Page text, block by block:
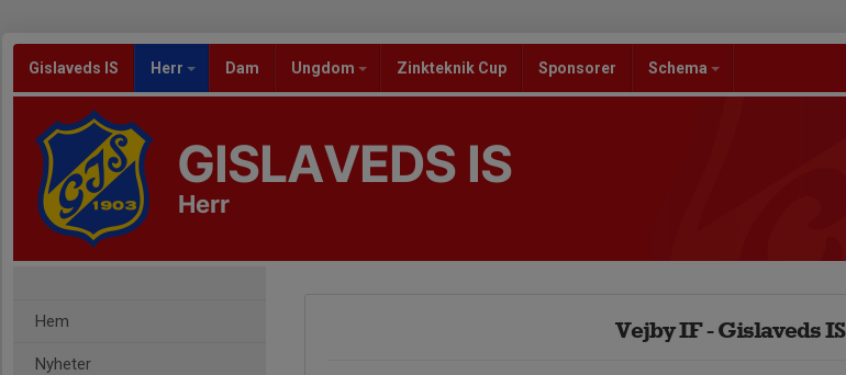
Gislaveds IS Herr Dam Ungdom Zinkteknik Cup Sponsorer Schema
GISLAVEDS IS
Herr
Hem
Nyheter
Vejby IF - Gislaveds IS